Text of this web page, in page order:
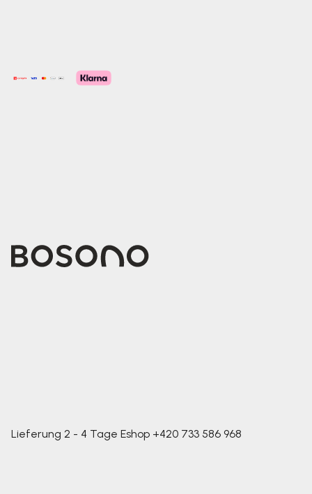
Lieferung 2 - 4 Tage Eshop +420 733 586 968